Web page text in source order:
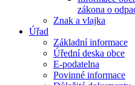
zákona o
Znak a vlajka
Úřad
Základní informace
Úřední deska obce
E-podatelna
Povinné informace